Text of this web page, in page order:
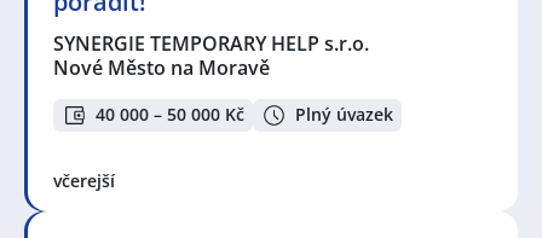
SYNERGIE TEMPORARY HELP s.r.o.
Nové Město na Moravě
40 000 – 50 000 Kč Plný úvazek
včerejší